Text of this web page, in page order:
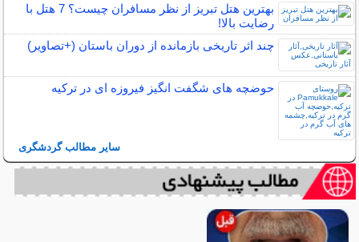
بهترین هتل تبریز از نظر مسافران چیست؟ 7 هتل با
رضایت بالا!
چند اثر تاریخی بازمانده از دوران باستان (+تصاویر)
حوضچه های شگفت انگیز فیروزه ای در ترکیه
سایر مطالب گردشگری